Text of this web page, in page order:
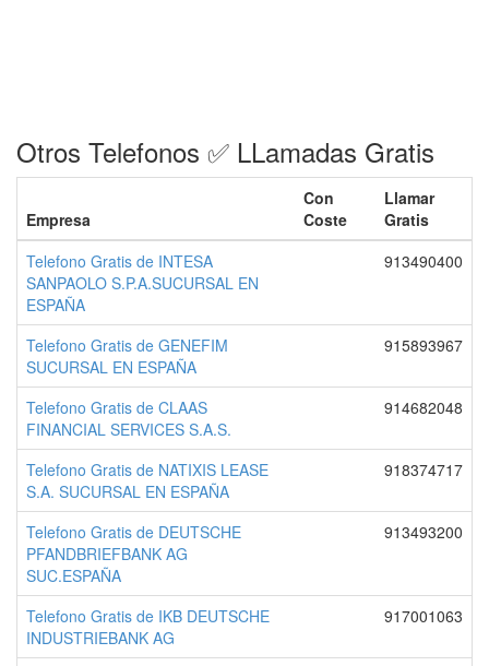
Otros Telefonos ✅ LLamadas Gratis
Empresa
Con
Coste
Llamar
Gratis
Telefono Gratis de INTESA
SANPAOLO S.P.A.SUCURSAL EN
ESPAÑA
913490400
Telefono Gratis de GENEFIM
SUCURSAL EN ESPAÑA
915893967
Telefono Gratis de CLAAS
FINANCIAL SERVICES S.A.S.
914682048
Telefono Gratis de NATIXIS LEASE
S.A. SUCURSAL EN ESPAÑA
918374717
Telefono Gratis de DEUTSCHE
PFANDBRIEFBANK AG
SUC.ESPAÑA
913493200
Telefono Gratis de IKB DEUTSCHE
INDUSTRIEBANK AG
917001063